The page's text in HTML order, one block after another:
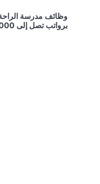
وظائف مدرسة الراحة
برواتب تصل إلى 12000 درهم قدم الآن